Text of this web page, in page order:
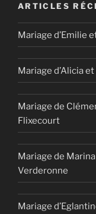
ARTICLES
Mariage d’Emilie
Mariage d’Alicia
Mariage de
Flixecourt
Mariage de
Verderonne
Mariage